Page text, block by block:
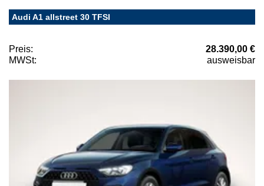
Audi A1 allstreet 30 TFSI
Preis:
28.390,00 €
MWSt:
ausweisbar